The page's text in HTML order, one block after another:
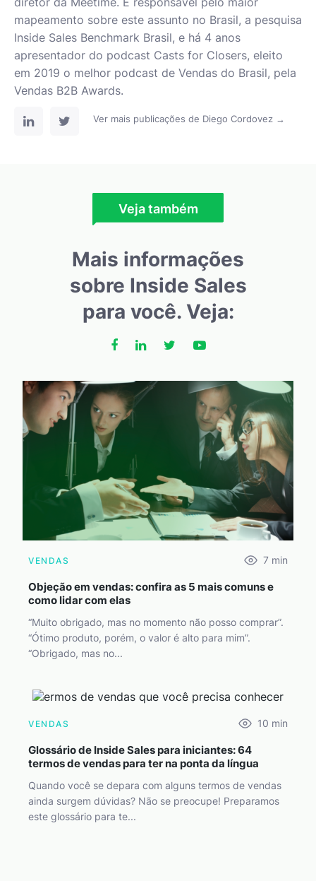
mapeamento sobre este assunto no Brasil, a pesquisa
Inside Sales Benchmark Brasil, e há 4 anos
apresentador do podcast Casts for Closers, eleito
em 2019 o melhor podcast de Vendas do Brasil, pela
Vendas B2B Awards.
Ver mais publicações de Diego Cordovez →
Veja também
Mais informações
sobre Inside Sales
para você. Veja:
VENDAS 7 min
Objeção em vendas: confira as 5 mais comuns e
como lidar com elas
“Muito obrigado, mas no momento não posso comprar”.
“Ótimo produto, porém, o valor é alto para mim”.
“Obrigado, mas no...
VENDAS 10 min
Glossário de Inside Sales para iniciantes: 64
termos de vendas para ter na ponta da língua
Quando você se depara com alguns termos de vendas
ainda surgem dúvidas? Não se preocupe! Preparamos
este glossário para te...